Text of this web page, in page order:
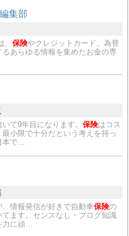
集部
、保険やクレジットカード、為替
あらゆる情報を集めたお金の専
いて9年目になります。保険はコス
最小限で十分だという考えを持っ
本で…
、情報発信が好きで自動車保険の
ます。センスなし・ブログ知識
力に頑…